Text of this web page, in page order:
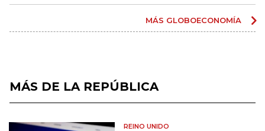
MÁS GLOBOECONOMÍA
MÁS DE LA REPÚBLICA
REINO UNIDO